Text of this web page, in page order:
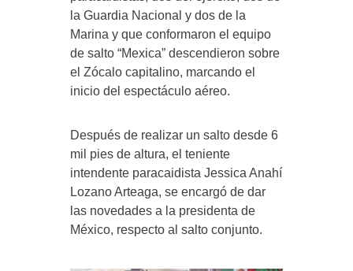
la Guardia Nacional y dos de la
Marina y que conformaron el equipo
de salto “Mexica” descendieron sobre
el Zócalo capitalino, marcando el
inicio del espectáculo aéreo.
Después de realizar un salto desde 6
mil pies de altura, el teniente
intendente paracaidista Jessica Anahí
Lozano Arteaga, se encargó de dar
las novedades a la presidenta de
México, respecto al salto conjunto.